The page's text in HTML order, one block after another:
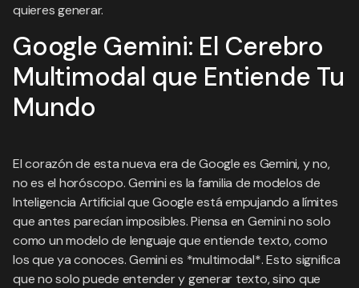
quieres generar.
Google Gemini: El Cerebro
Multimodal que Entiende Tu
Mundo
El corazón de esta nueva era de Google es Gemini, y no,
no es el horóscopo. Gemini es la familia de modelos de
Inteligencia Artificial que Google está empujando a límites
que antes parecían imposibles. Piensa en Gemini no solo
como un modelo de lenguaje que entiende texto, como
los que ya conoces. Gemini es *multimodal*. Esto significa
que no solo puede entender y generar texto, sino que